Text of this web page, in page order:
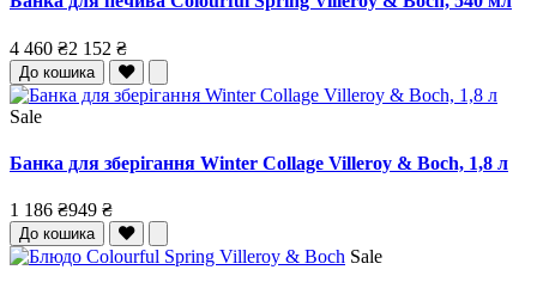
4 460 ₴2 152 ₴
До кошика
Sale
Банка для зберігання Winter Collage Villeroy & Boch, 1,8 л
1 186 ₴949 ₴
До кошика
Sale